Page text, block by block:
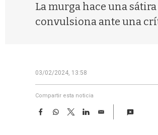
La murga hace una
convulsiona ante una
03/02/2024, 13:58
Compartir esta noticia
F
W
T
w
L
E